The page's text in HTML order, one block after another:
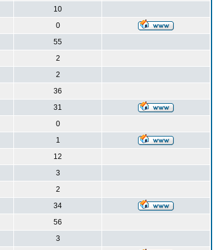
10
0
55
2
2
36
31
0
1
12
3
2
34
56
3